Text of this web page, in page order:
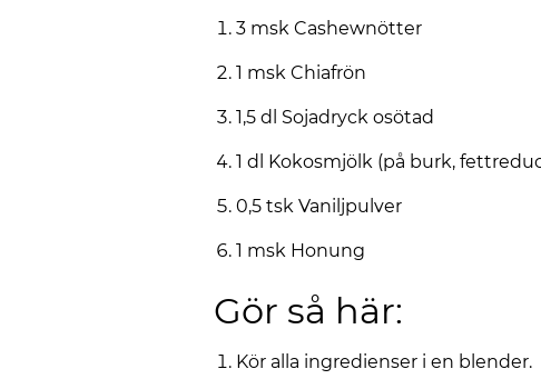
3 msk Cashewnötter
1 msk Chiafrön
1,5 dl Sojadryck osötad
1 dl Kokosmjölk (på burk,
0,5 tsk Vaniljpulver
1 msk Honung
Gör så här:
Kör alla ingredienser i en blender.